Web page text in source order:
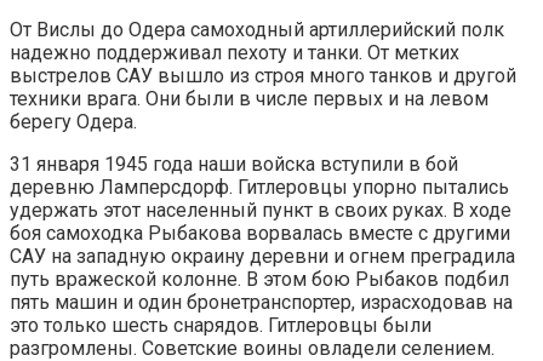
От Вислы до Одера самоходный артиллерийский полк
надежно поддерживал пехоту и танки. От метких
выстрелов САУ вышло из строя много танков и другой
техники врага. Они были в числе первых и на левом
берегу Одера.
31 января 1945 года наши войска вступили в бой
деревню Ламперсдорф. Гитлеровцы упорно пытались
удержать этот населенный пункт в своих руках. В ходе
боя самоходка Рыбакова ворвалась вместе с другими
САУ на западную окраину деревни и огнем преградила
путь вражеской колонне. В этом бою Рыбаков подбил
пять машин и один бронетранспортер, израсходовав на
это только шесть снарядов. Гитлеровцы были
разгромлены. Советские воины овладели селением.